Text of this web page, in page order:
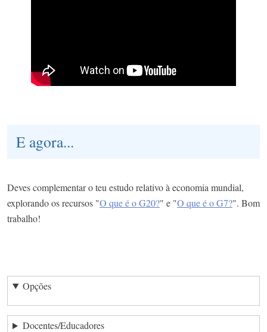
E agora...
Deves complementar o teu estudo relativo à economia mundial,
explorando os recursos "O que é o G20?" e "O que é o G7?". Bom
trabalho!
Opções
Docentes/Educadores